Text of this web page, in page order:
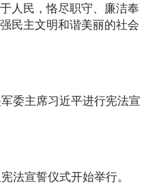
人民，恪尽职守、廉洁奉
民主文明和谐美丽的社会
委主席习近平进行宪法宣
法宣誓仪式开始举行。